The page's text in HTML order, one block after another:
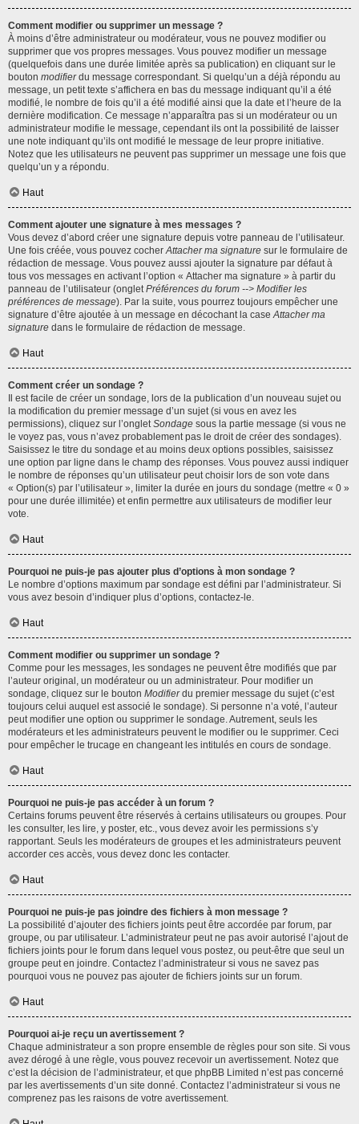
Comment modifier ou supprimer un message ?
À moins d’être administrateur ou modérateur, vous ne pouvez modifier ou
supprimer que vos propres messages. Vous pouvez modifier un message
(quelquefois dans une durée limitée après sa publication) en cliquant sur le
bouton modifierdu message correspondant. Si quelqu’un a déjà répondu au
message, un petit texte s’affichera en bas du message indiquant qu’il a été
modifié, le nombre de fois qu’il a été modifié ainsi que la date et l’heure de la
dernière modification. Ce message n’apparaîtra pas si un modérateur ou un
administrateur modifie le message, cependant ils ont la possibilité de laisser
une note indiquant qu’ils ont modifié le message de leur propre initiative.
Notez que les utilisateurs ne peuvent pas supprimer un message une fois que
quelqu’un y a répondu.
Haut
Comment ajouter une signature à mes messages ?
Vous devez d’abord créer une signature depuis votre panneau de l’utilisateur.
Une fois créée, vous pouvez cocherAttacher ma signature sur le formulaire de
rédaction de message. Vous pouvez aussi ajouter la signature par défaut à
tous vos messages en activant l’option « Attacher ma signature » à partir du
panneau de l’utilisateur (ongletPréférences du forum --> Modifier les
préférences de message). Par la suite, vous pourrez toujours empêcher une
signature d’être ajoutée à un message en décochant la caseAttacher ma
signature dans le formulaire de rédaction de message.
Haut
Comment créer un sondage ?
Il est facile de créer un sondage, lors de la publication d’un nouveau sujet ou
la modification du premier message d’un sujet (si vous en avez les
permissions), cliquez sur l’ongletSondage sous la partie message (si vous ne
le voyez pas, vous n’avez probablement pas le droit de créer des sondages).
Saisissez le titre du sondage et au moins deux options possibles, saisissez
une option par ligne dans le champ des réponses. Vous pouvez aussi indiquer
le nombre de réponses qu’un utilisateur peut choisir lors de son vote dans
« Option(s) par l’utilisateur », limiter la durée en jours du sondage (mettre « 0 »
pour une durée illimitée) et enfin permettre aux utilisateurs de modifier leur
vote.
Haut
Pourquoi ne puis-je pas ajouter plus d’options à mon sondage ?
Le nombre d’options maximum par sondage est défini par l’administrateur. Si
vous avez besoin d’indiquer plus d’options, contactez-le.
Haut
Comment modifier ou supprimer un sondage ?
Comme pour les messages, les sondages ne peuvent être modifiés que par
l’auteur original, un modérateur ou un administrateur. Pour modifier un
sondage, cliquez sur le bouton Modifierdu premier message du sujet (c’est
toujours celui auquel est associé le sondage). Si personne n’a voté, l’auteur
peut modifier une option ou supprimer le sondage. Autrement, seuls les
modérateurs et les administrateurs peuvent le modifier ou le supprimer. Ceci
pour empêcher le trucage en changeant les intitulés en cours de sondage.
Haut
Pourquoi ne puis-je pas accéder à un forum ?
Certains forums peuvent être réservés à certains utilisateurs ou groupes. Pour
les consulter, les lire, y poster, etc., vous devez avoir les permissions s’y
rapportant. Seuls les modérateurs de groupes et les administrateurs peuvent
accorder ces accès, vous devez donc les contacter.
Haut
Pourquoi ne puis-je pas joindre des fichiers à mon message ?
La possibilité d’ajouter des fichiers joints peut être accordée par forum, par
groupe, ou par utilisateur. L’administrateur peut ne pas avoir autorisé l’ajout de
fichiers joints pour le forum dans lequel vous postez, ou peut-être que seul un
groupe peut en joindre. Contactez l’administrateur si vous ne savez pas
pourquoi vous ne pouvez pas ajouter de fichiers joints sur un forum.
Haut
Pourquoi ai-je reçu un avertissement ?
Chaque administrateur a son propre ensemble de règles pour son site. Si vous
avez dérogé à une règle, vous pouvez recevoir un avertissement. Notez que
c’est la décision de l’administrateur, et que phpBB Limited n’est pas concerné
par les avertissements d’un site donné. Contactez l’administrateur si vous ne
comprenez pas les raisons de votre avertissement.